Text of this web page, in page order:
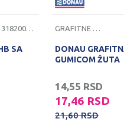
1113182000314
SA
GRAFITNE OLOVKE
DONAU
GUMICOM ŽUTA
14,55 RSD
17,46 RSD
21,60RSD